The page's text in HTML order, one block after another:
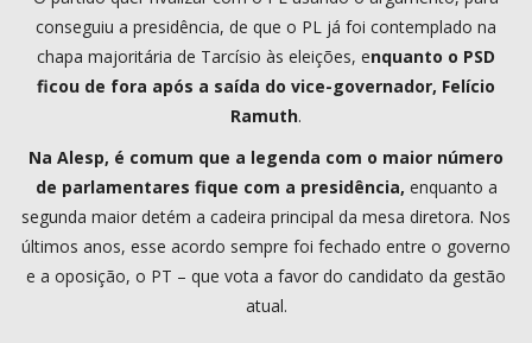
conseguiu a presidência, de que o PL já foi contemplado na
chapa majoritária de Tarcísio às eleições, enquanto o PSD
ficou de fora após a saída do vice-governador, Felício
Ramuth.
Na Alesp, é comum que a legenda com o maior número
de parlamentares fique com a presidência, enquanto a
segunda maior detém a cadeira principal da mesa diretora. Nos
últimos anos, esse acordo sempre foi fechado entre o governo
e a oposição, o PT – que vota a favor do candidato da gestão
atual.